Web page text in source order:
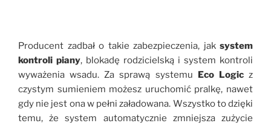
Producent zadbał o takie zabezpieczenia, jak system
kontroli piany, blokadę rodzicielską i system kontroli
wyważenia wsadu. Za sprawą systemu Eco Logicz
czystym sumieniem możesz uruchomić pralkę, nawet
gdy nie jest ona w pełni załadowana. Wszystko to dzięki
temu, że system automatycznie zmniejsza zużycie